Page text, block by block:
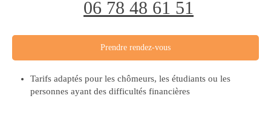
06 78 48 61 51
Prendre rendez-vous
Tarifs adaptés pour les chômeurs, les étudiants ou les
personnes ayant des difficultés financières